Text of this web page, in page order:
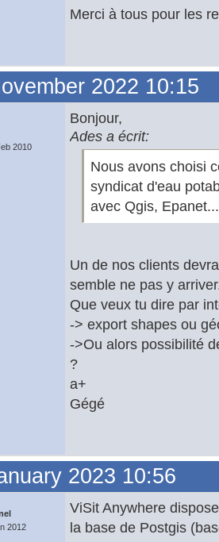
Merci à tous pour les
2022 10:15
2010
Bonjour,
Ades a écrit:
Nous avons choisi
syndicat d'eau
avec Qgis,
Un de nos clients
semble ne pas y
Que veux tu dire par
-> export shapes ou
->Ou alors possibilité
?
a+
Gégé
2023 10:56
2012
ViSit Anywhere
la base de Postgis